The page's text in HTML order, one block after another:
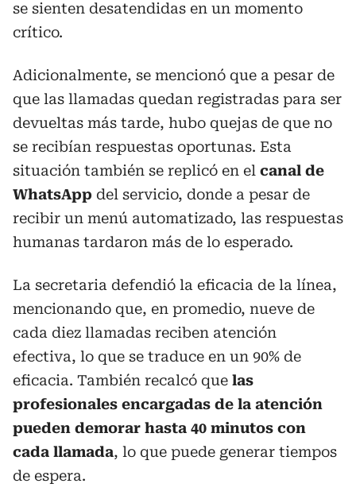
se sienten desatendidas en un momento
crítico.
Adicionalmente, se mencionó que a pesar de
que las llamadas quedan registradas para ser
devueltas más tarde, hubo quejas de que no
se recibían respuestas oportunas. Esta
situación también se replicó en el canal de
WhatsApp del servicio, donde a pesar de
recibir un menú automatizado, las respuestas
humanas tardaron más de lo esperado.
La secretaria defendió la eficacia de la línea,
mencionando que, en promedio, nueve de
cada diez llamadas reciben atención
efectiva, lo que se traduce en un 90% de
eficacia. También recalcó que las
profesionales encargadas de la atención
pueden demorar hasta 40 minutos con
cada llamada, lo que puede generar tiempos
de espera.